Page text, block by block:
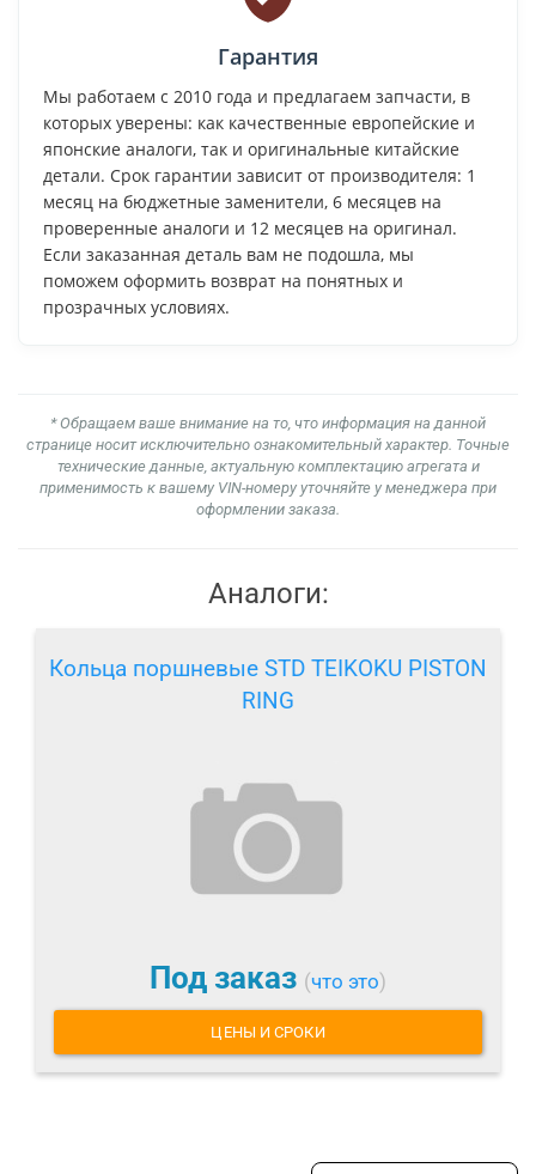
Гарантия
Мы работаем с 2010 года и предлагаем запчасти, в
которых уверены: как качественные европейские и
японские аналоги, так и оригинальные китайские
детали. Срок гарантии зависит от производителя: 1
месяц на бюджетные заменители, 6 месяцев на
проверенные аналоги и 12 месяцев на оригинал.
Если заказанная деталь вам не подошла, мы
поможем оформить возврат на понятных и
прозрачных условиях.
* Обращаем ваше внимание на то, что информация на данной
странице носит исключительно ознакомительный характер. Точные
технические данные, актуальную комплектацию агрегата и
применимость к вашему VIN-номеру уточняйте у менеджера при
оформлении заказа.
Аналоги:
Кольца поршневые STD TEIKOKU PISTON
RING
Под заказ (что это)
ЦЕНЫ И СРОКИ